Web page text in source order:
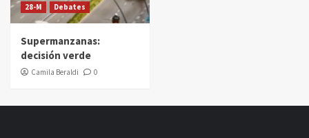
28-M Debates
Supermanzanas:
decisión verde
Camila Beraldi 0